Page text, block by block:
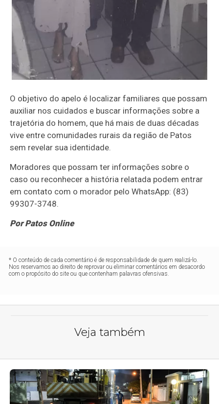
O objetivo do apelo é localizar familiares que possam
auxiliar nos cuidados e buscar informações sobre a
trajetória do homem, que há mais de duas décadas
vive entre comunidades rurais da região de Patos
sem revelar sua identidade.
Moradores que possam ter informações sobre o
caso ou reconhecer a história relatada podem entrar
em contato com o morador pelo WhatsApp: (83)
99307-3748.
Por Patos Online
* O conteúdo de cada comentário é de responsabilidade de quem realizá-lo.
Nos reservamos ao direito de reprovar ou eliminar comentários em desacordo
com o propósito do site ou que contenham palavras ofensivas.
Veja também